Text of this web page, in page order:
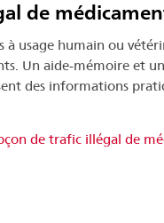
de
usage humain ou
Un aide-mémoire et
des informations
de trafic illégal de